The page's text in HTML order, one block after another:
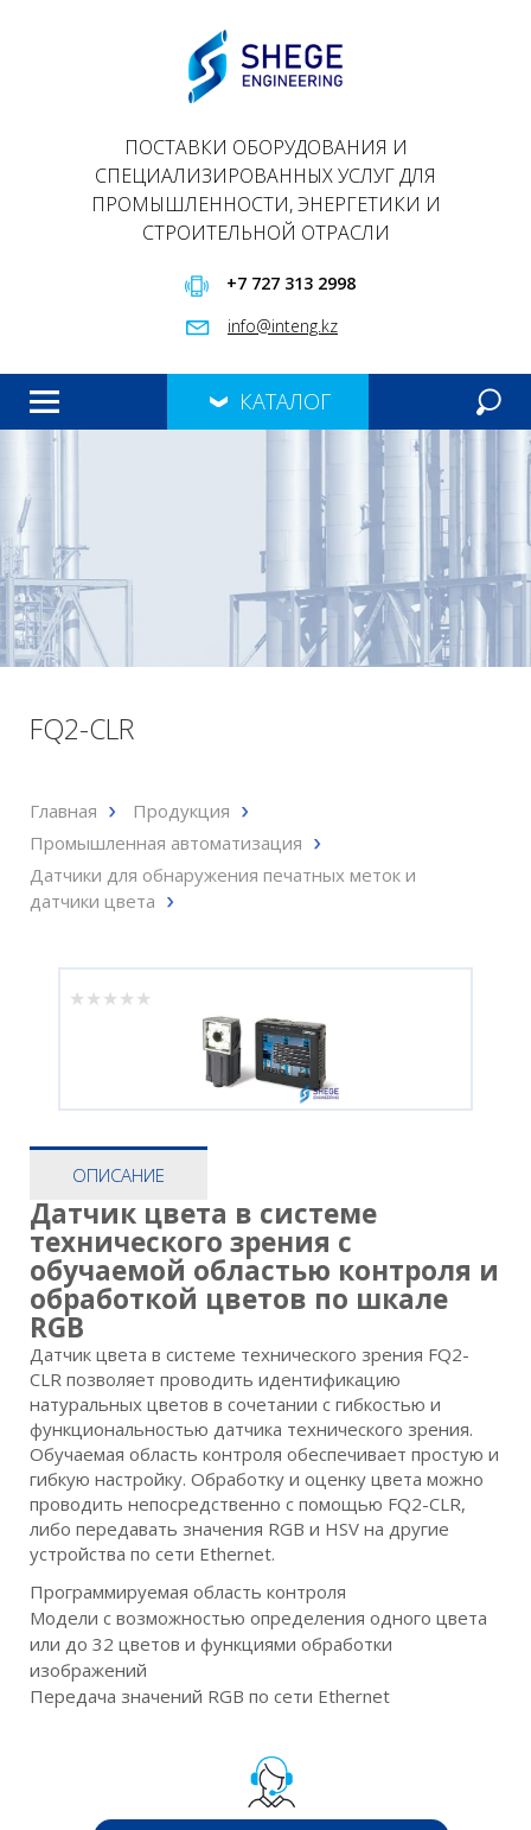
ПОСТАВКИ ОБОРУДОВАНИЯ И
СПЕЦИАЛИЗИРОВАННЫХ УСЛУГ ДЛЯ
ПРОМЫШЛЕННОСТИ, ЭНЕРГЕТИКИ И
СТРОИТЕЛЬНОЙ ОТРАСЛИ
+7 727 313 2998
info@inteng.kz
КАТАЛОГ
FQ2-CLR
Главная
Продукция
Промышленная автоматизация
Датчики для обнаружения печатных меток и
датчики цвета
ОПИСАНИЕ
Датчик цвета в системе
технического зрения с
обучаемой областью контроля и
обработкой цветов по шкале
RGB
Датчик цвета в системе технического зрения FQ2-
CLR позволяет проводить идентификацию
натуральных цветов в сочетании с гибкостью и
функциональностью датчика технического зрения.
Обучаемая область контроля обеспечивает простую и
гибкую настройку. Обработку и оценку цвета можно
проводить непосредственно с помощью FQ2-CLR,
либо передавать значения RGB и HSV на другие
устройства по сети Ethernet.
Программируемая область контроля
Модели с возможностью определения одного цвета
или до 32 цветов и функциями обработки
изображений
Передача значений RGB по сети Ethernet